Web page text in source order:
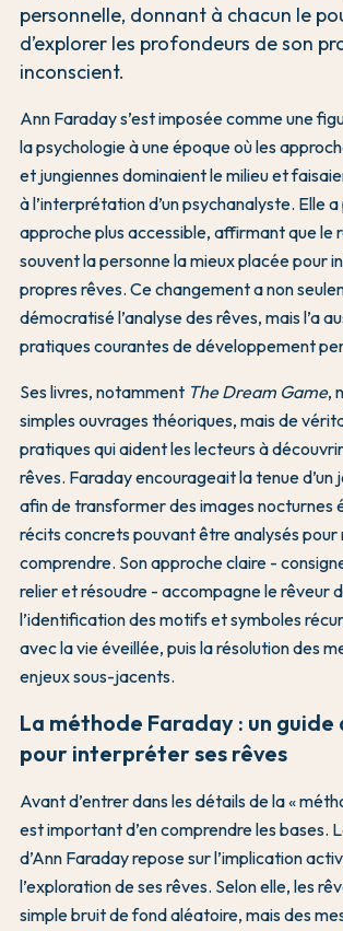
personnelle, donnant à chacun le
d’explorer les profondeurs de son
inconscient.
Ann Faraday s’est imposée comme une
la psychologie à une époque où les
et jungiennes dominaient le milieu et
à l’interprétation d’un psychanalyste. Elle
approche plus accessible, affirmant que le
souvent la personne la mieux placée pour
propres rêves. Ce changement a non
démocratisé l’analyse des rêves, mais l’a
pratiques courantes de développement
Ses livres, notamment The Dream Game,
simples ouvrages théoriques, mais de
pratiques qui aident les lecteurs à
rêves. Faraday encourageait la tenue d’un
afin de transformer des images nocturnes
récits concrets pouvant être analysés pour
comprendre. Son approche claire -
relier et résoudre - accompagne le rêveur
l’identification des motifs et symboles
avec la vie éveillée, puis la résolution des
enjeux sous-jacents.
La méthode Faraday : un guide
pour interpréter ses rêves
Avant d’entrer dans les détails de la «
est important d’en comprendre les bases.
d’Ann Faraday repose sur l’implication
l’exploration de ses rêves. Selon elle, les
simple bruit de fond aléatoire, mais des